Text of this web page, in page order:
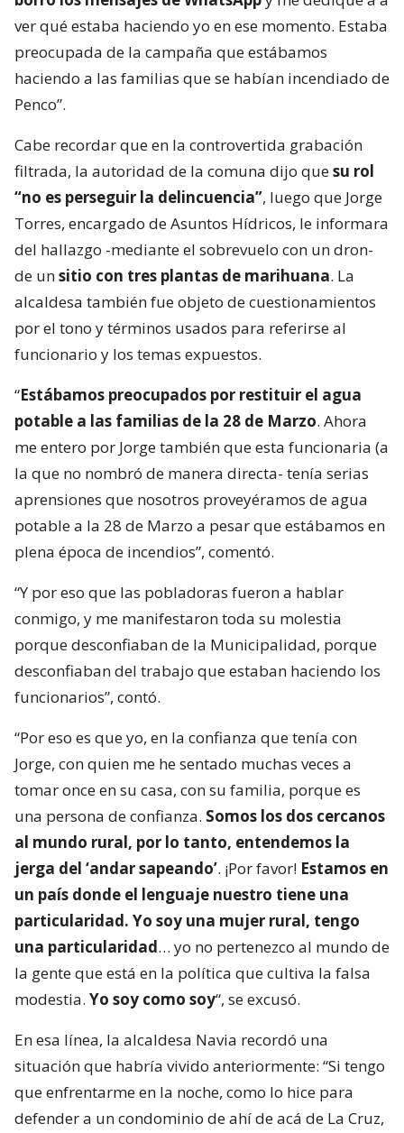
ver qué estaba haciendo yo en ese momento. Estaba
preocupada de la campaña que estábamos
haciendo a las familias que se habían incendiado de
Penco”.
Cabe recordar que en la controvertida grabación
filtrada, la autoridad de la comuna dijo quesu rol
“no es perseguir la delincuencia”, luego que Jorge
Torres, encargado de Asuntos Hídricos, le informara
del hallazgo -mediante el sobrevuelo con un dron-
de unsitio con tres plantas de marihuana. La
alcaldesa también fue objeto de cuestionamientos
por el tono y términos usados para referirse al
funcionario y los temas expuestos.
“Estábamos preocupados por restituir el agua
potable a las familias de la 28 de Marzo. Ahora
me entero por Jorge también que esta funcionaria (a
la que no nombró de manera directa- tenía serias
aprensiones que nosotros proveyéramos de agua
potable a la 28 de Marzo a pesar que estábamos en
plena época de incendios”, comentó.
“Y por eso que las pobladoras fueron a hablar
conmigo, y me manifestaron toda su molestia
porque desconfiaban de la Municipalidad, porque
desconfiaban del trabajo que estaban haciendo los
funcionarios”, contó.
“Por eso es que yo, en la confianza que tenía con
Jorge, con quien me he sentado muchas veces a
tomar once en su casa, con su familia, porque es
una persona de confianza. Somos los dos cercanos
al mundo rural, por lo tanto, entendemos la
jerga del ‘andar sapeando’. ¡Por favor! Estamos en
un país donde el lenguaje nuestro tiene una
particularidad. Yo soy una mujer rural, tengo
una particularidad… yo no pertenezco al mundo de
la gente que está en la política que cultiva la falsa
modestia. Yo soy como soy“, se excusó.
En esa línea, la alcaldesa Navia recordó una
situación que habría vivido anteriormente: “Si tengo
que enfrentarme en la noche, como lo hice para
defender a un condominio de ahí de acá de La Cruz,